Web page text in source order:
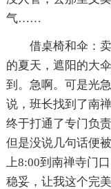
气……
借桌椅和伞：
的夏天，遮阳的大
到。急啊。可是光
说，班长找到了南
终于打通了专门负
但是没说几句话便
上8:00到南禅寺门
稳妥，让我这个完